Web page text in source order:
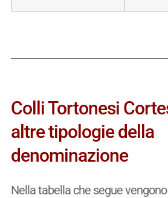
Colli Tortonesi
altre tipologie della
denominazione
Nella tabella che segue